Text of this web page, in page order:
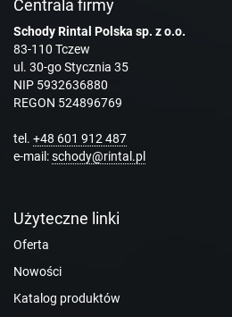
Centrala firmy
Schody Rintal Polska sp. z o.o.
83-110 Tczew
ul. 30-go Stycznia 35
NIP 5932636880
REGON 524896769
tel. +48 601 912 487
e-mail:schody@rintal.pl
Użyteczne linki
Oferta
Nowości
Katalog produktów